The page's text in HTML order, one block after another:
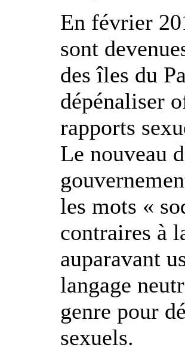
En février
sont
des îles du
dépénaliser
rapports
Le nouveau
les mots «
contraires à
auparavant
langage
genre pour
sexuels.